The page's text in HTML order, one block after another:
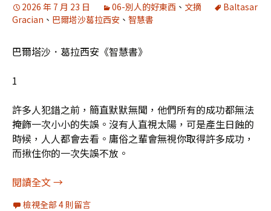
2026 年 7 月 23 日 06-別人的好東西 、 文摘
Baltasar
Gracian 、 巴爾塔沙葛拉西安 、 智慧書
巴爾塔沙．葛拉西安《智慧書》
1
許多人犯錯之前，簡直默默無聞，他們所有的成功都無法
掩飾一次小小的失誤。沒有人直視太陽，可是產生日蝕的
時候，人人都會去看。庸俗之輩會無視你取得許多成功，
而揪住你的一次失誤不放。
閱讀全文《智慧書》書摘26：關鍵的朋友要留到關鍵時再用
→
檢視全部 4 則留言